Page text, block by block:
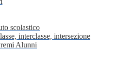
scolastico
interclasse, intersezione
Alunni